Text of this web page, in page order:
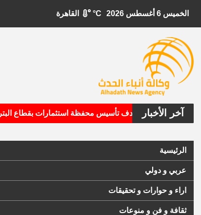
الخميس 6 أغسطس 2026 °C
آخر الأخبار
الأمريكية تستهدف تأسيس محفظة استثمارات بقطاع البترول
الرئيسية
عربي و دولي
اراء و حوارات و تحقيقات
ثقافة و فن و منوعات